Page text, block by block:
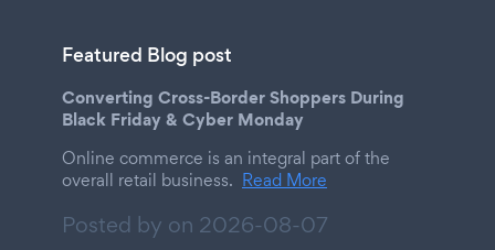
Featured Blog post
Converting Cross-Border Shoppers During
Black Friday & Cyber Monday
Online commerce is an integral part of the
overall retail business. Read More
Posted by on 2026-08-07